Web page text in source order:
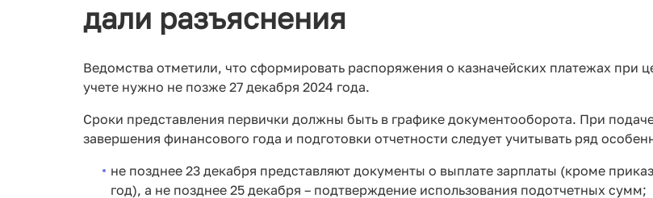
дали разъяснения
Ведомства отметили, что сформировать распоряжения о казначейских платежах при
учете нужно не позже 27 декабря 2024 года.
Сроки представления первички должны быть в графике документооборота. При
завершения финансового года и подготовки отчетности следует учитывать ряд
не позднее 23 декабря представляют документы о выплате зарплаты (кроме
год), а не позднее 25 декабря – подтверждение использования подотчетных сумм;